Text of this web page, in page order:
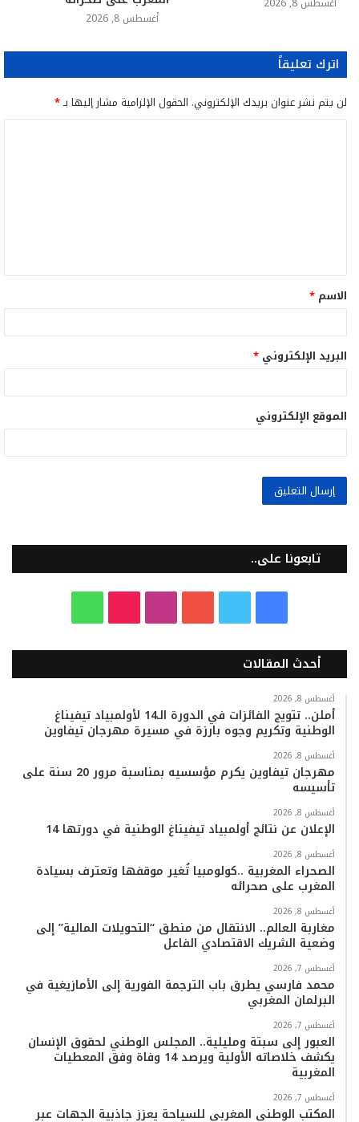
أغسطس 8, 2026
اترك تعليقاً
لن يتم نشر عنوان بريدك الإلكتروني. الحقول الإلزامية مشار إليها بـ*
ق
*
الاسم *
البريد الإلكتروني *
الموقع الإلكتروني
تابعونا على..
س
ب
و
ك
ي
ت
ر
ت
و
ب
س
ت
ق
ر
م
k
o
k
ت
س
ا
ب
أحدث المقالات
أغسطس 8, 2026
أملن.. تتويج الفائزات في الدورة الـ14 لأولمبياد تيفيناغ
الوطنية وتكريم وجوه بارزة في مسيرة مهرجان تيفاوين
أغسطس 8, 2026
مهرجان تيفاوين يكرم مؤسسيه بمناسبة مرور 20 سنة على
تأسيسه
أغسطس 8, 2026
الإعلان عن نتائج أولمبياد تيفيناغ الوطنية في دورتها 14
أغسطس 8, 2026
الصحراء المغربية ..كولومبيا تُغير موقفها وتعترف بسيادة
المغرب على صحرائه
أغسطس 8, 2026
مغاربة العالم.. الانتقال من منطق “التحويلات المالية” إلى
وضعية الشريك الاقتصادي الفاعل
أغسطس 7, 2026
محمد فارسي يطرق باب الترجمة الفورية إلى الأمازيغية في
البرلمان المغربي
أغسطس 7, 2026
العبور إلى سبتة ومليلية.. المجلس الوطني لحقوق الإنسان
يكشف خلاصاته الأولية ويرصد 14 وفاة وفق المعطيات
المغربية
أغسطس 7, 2026
المكتب الوطني المغربي للسياحة يعزز جاذبية الجهات عبر